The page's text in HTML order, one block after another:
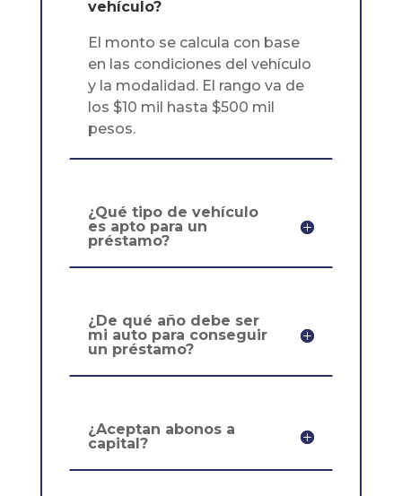
vehículo?
El monto se calcula con base
en las condiciones del vehículo
y la modalidad. El rango va de
los $10 mil hasta $500 mil
pesos.
¿Qué tipo de vehículo
es apto para un
préstamo?
¿De qué año debe ser
mi auto para conseguir
un préstamo?
¿Aceptan abonos a
capital?